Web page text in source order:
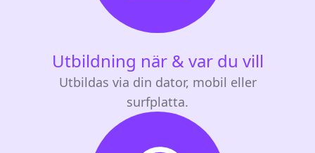
Utbildning när & var du vill
Utbildas via din dator, mobil eller
surfplatta.